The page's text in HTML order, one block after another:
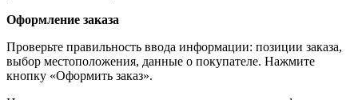
Оформление заказа
Проверьте правильность ввода информации: позиции заказа,
выбор местоположения, данные о покупателе. Нажмите
кнопку «Оформить заказ».